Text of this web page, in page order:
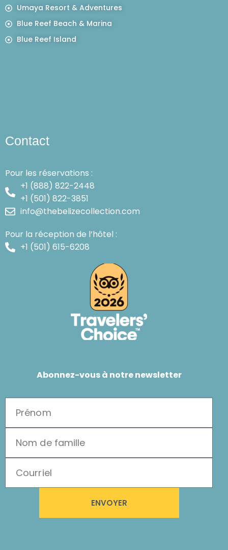
Umaya Resort & Adventures
Blue Reef Beach & Marina
Blue Reef Island
Contact
Pour les réservations :
+1 (888) 822-2448
+1 (501) 822-3851
info@thebelizecollection.com
Pour la réception de l’hôtel :
+1 (501) 615-6208
Abonnez-vous à notre newsletter
ENVOYER